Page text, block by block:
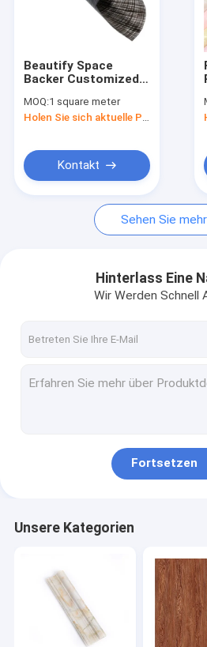
Nach Hause
PVC-Möbelfolie
PVC-Innenfolie
Hochglanz PVC-Film
Hölzerner Korn PVC-Film
Selbstklebende PVC-Tapeten
Beautify Space
Backer Customized
Glass Roll Soft
Lighting Decorative
MOQ:1 square meter
Kontakt
Sehen Sie
Hinterlass Eine
Wir Werden Schnell
Fortsetzen
Unsere Kategorien